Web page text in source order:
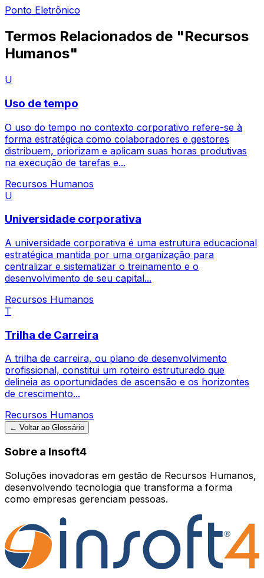
Ponto Eletrônico
Termos Relacionados de "Recursos
Humanos"
U
Uso de tempo
O uso do tempo no contexto corporativo refere-se à
forma estratégica como colaboradores e gestores
distribuem, priorizam e aplicam suas horas produtivas
na execução de tarefas e...
Recursos Humanos
U
Universidade corporativa
A universidade corporativa é uma estrutura educacional
estratégica mantida por uma organização para
centralizar e sistematizar o treinamento e o
desenvolvimento de seu capital...
Recursos Humanos
T
Trilha de Carreira
A trilha de carreira, ou plano de desenvolvimento
profissional, constitui um roteiro estruturado que
delineia as oportunidades de ascensão e os horizontes
de crescimento...
Recursos Humanos
← Voltar ao Glossário
Sobre a Insoft4
Soluções inovadoras em gestão de Recursos Humanos,
desenvolvendo tecnologia que transforma a forma
como empresas gerenciam pessoas.